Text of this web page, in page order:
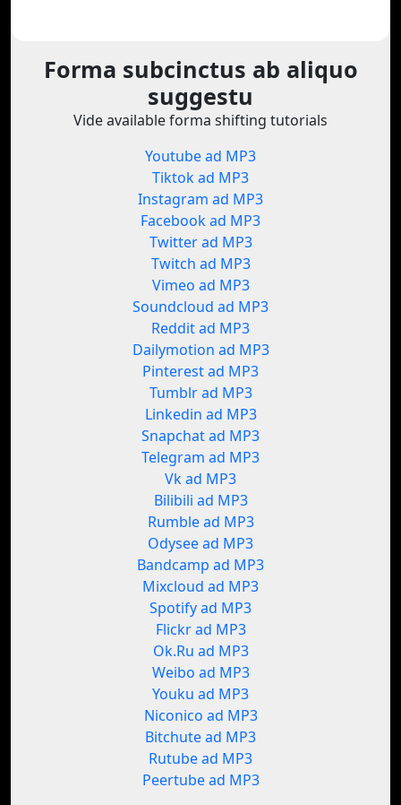
Forma subcinctus ab aliquo
suggestu
Vide available forma shifting tutorials
Youtube ad MP3
Tiktok ad MP3
Instagram ad MP3
Facebook ad MP3
Twitter ad MP3
Twitch ad MP3
Vimeo ad MP3
Soundcloud ad MP3
Reddit ad MP3
Dailymotion ad MP3
Pinterest ad MP3
Tumblr ad MP3
Linkedin ad MP3
Snapchat ad MP3
Telegram ad MP3
Vk ad MP3
Bilibili ad MP3
Rumble ad MP3
Odysee ad MP3
Bandcamp ad MP3
Mixcloud ad MP3
Spotify ad MP3
Flickr ad MP3
Ok.Ru ad MP3
Weibo ad MP3
Youku ad MP3
Niconico ad MP3
Bitchute ad MP3
Rutube ad MP3
Peertube ad MP3